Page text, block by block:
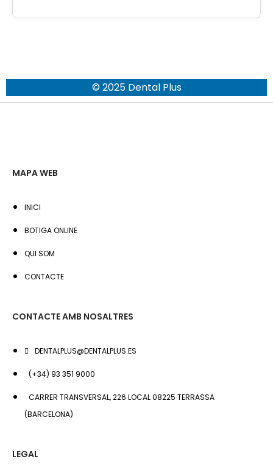
© 2025 Dental Plus
MAPA WEB
INICI
BOTIGA ONLINE
QUI SOM
CONTACTE
CONTACTE AMB NOSALTRES
DENTALPLUS@DENTALPLUS.ES
(+34) 93 351 9000
CARRER TRANSVERSAL, 226 LOCAL 08225 TERRASSA
(BARCELONA)
LEGAL